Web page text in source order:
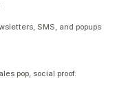
SMS, and popups
pop, social proof.